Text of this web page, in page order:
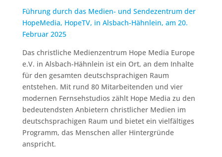
Führung durch das Medien- und Sendezentrum der
HopeMedia, HopeTV, in Alsbach-Hähnlein, am 20.
Februar 2025
Das christliche Medienzentrum Hope Media Europe
e.V. in Alsbach-Hähnlein ist ein Ort, an dem Inhalte
für den gesamten deutschsprachigen Raum
entstehen. Mit rund 80 Mitarbeitenden und vier
modernen Fernsehstudios zählt Hope Media zu den
bedeutendsten Anbietern christlicher Medien im
deutschsprachigen Raum und bietet ein vielfältiges
Programm, das Menschen aller Hintergründe
anspricht.